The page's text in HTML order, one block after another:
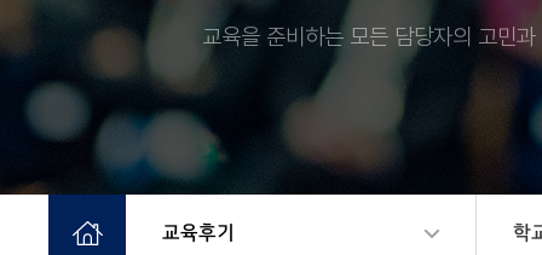
교육을 준비하는 모든 담당자의 고민
교육후기 학